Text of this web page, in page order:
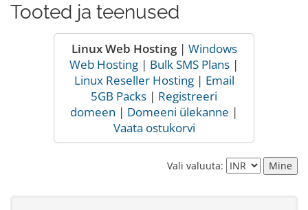
Tooted ja teenused
Linux Web Hosting| Windows
Web Hosting | Bulk SMS Plans |
Linux Reseller Hosting| Email
5GB Packs | Registreeri
domeen | Domeeni ülekanne |
Vaata ostukorvi
Vali valuuta: